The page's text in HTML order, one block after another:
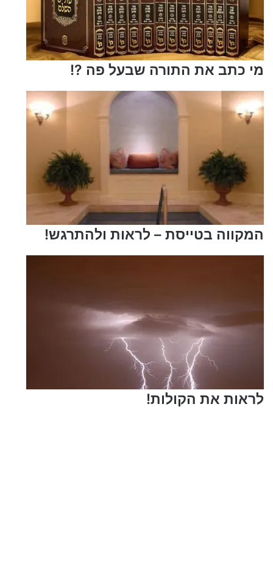
מי כתב את התורה שבעל פה ?!
המקווה בטייסת – לראות ולהתרגש!
לראות את הקולות!